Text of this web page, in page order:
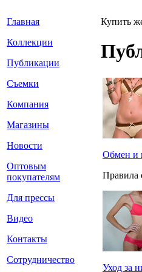
Главная
Коллекции
Публикации
Съемки
Компания
Магазины
Новости
Оптовым
покупателям
Для прессы
Видео
Контакты
Сотрудничество
Купить
Обмен и
Правила
Уход за